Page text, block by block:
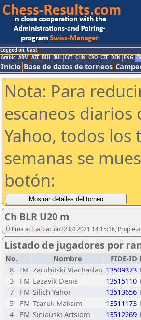
Logged on: Gast
Arabic ARM AZE BIH BUL CAT CHN CRO CZE DEN ENG
Inicio Base de datos de torneos
Nota: Para
escaneos
Yahoo, todos los
semanas se
botón:
Ch BLR U20 m
Última actualización22.04.2021 14:15:16,
Listado de jugadores por
No. Nombre FIDE-ID
8
IM Zarubitski Viachaslau 13509373
3
FM Lazavik Denis 13515110
7
FM Silich Yahor 13513656
5
FM Tsaruk Maksim 13511173
4
FM Siniauski Artsiom 13512269